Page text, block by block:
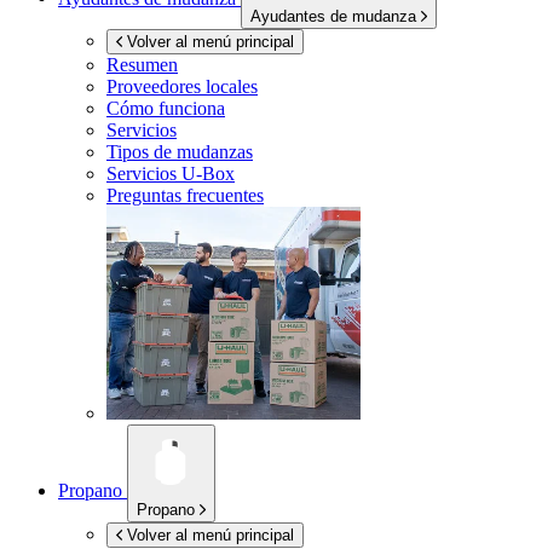
Ayudantes de mudanza
Volver al menú principal
Resumen
Proveedores locales
Cómo funciona
Servicios
Tipos de mudanzas
Servicios U-Box
Preguntas frecuentes
Propano
Propano
Volver al menú principal